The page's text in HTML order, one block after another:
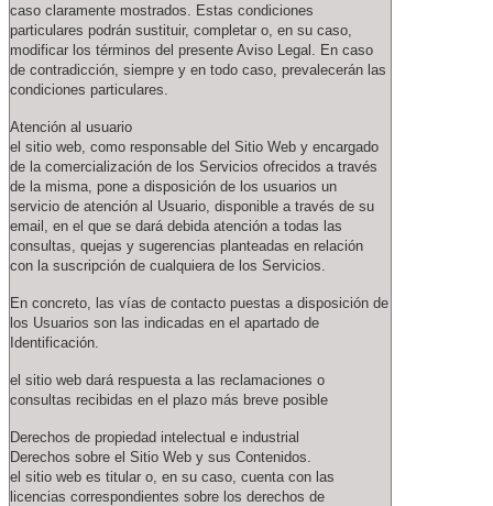
caso claramente mostrados. Estas condiciones
particulares podrán sustituir, completar o, en su caso,
modificar los términos del presente Aviso Legal. En caso
de contradicción, siempre y en todo caso, prevalecerán las
condiciones particulares.
Atención al usuario
el sitio web, como responsable del Sitio Web y encargado
de la comercialización de los Servicios ofrecidos a través
de la misma, pone a disposición de los usuarios un
servicio de atención al Usuario, disponible a través de su
email, en el que se dará debida atención a todas las
consultas, quejas y sugerencias planteadas en relación
con la suscripción de cualquiera de los Servicios.
En concreto, las vías de contacto puestas a disposición de
los Usuarios son las indicadas en el apartado de
Identificación.
el sitio web dará respuesta a las reclamaciones o
consultas recibidas en el plazo más breve posible
Derechos de propiedad intelectual e industrial
Derechos sobre el Sitio Web y sus Contenidos.
el sitio web es titular o, en su caso, cuenta con las
licencias correspondientes sobre los derechos de